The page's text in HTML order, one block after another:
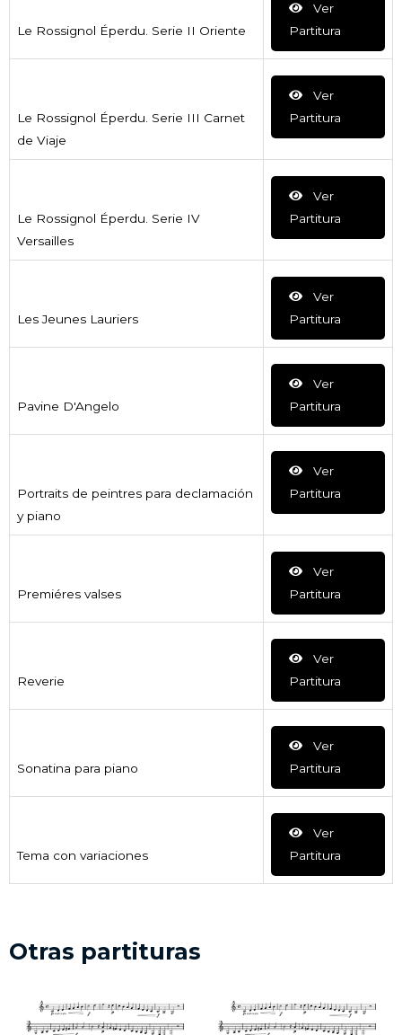
Le Rossignol Éperdu. Serie II Oriente
Ver
Partitura
Le Rossignol Éperdu. Serie III Carnet
de Viaje
Ver
Partitura
Le Rossignol Éperdu. Serie IV
Versailles
Ver
Partitura
Les Jeunes Lauriers
Ver
Partitura
Pavine D'Angelo
Ver
Partitura
Portraits de peintres para declamación
y piano
Ver
Partitura
Premiéres valses
Ver
Partitura
Reverie
Ver
Partitura
Sonatina para piano
Ver
Partitura
Tema con variaciones
Ver
Partitura
Otras partituras